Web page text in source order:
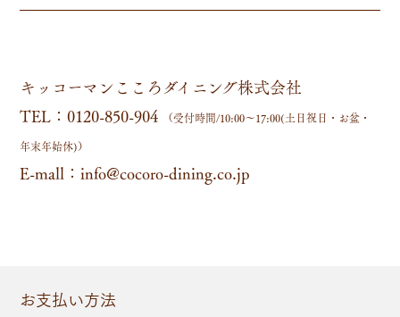
キッコーマンこころダイニング株式会社
TEL：0120-850-904 （受付時間/10:00～17:00(土日祝日・お盆・
年末年始休)）
E-mall：info@cocoro-dining.co.jp
お支払い方法